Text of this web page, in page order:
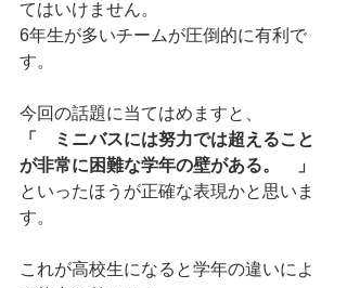
てはいけません。
6年生が多いチームが圧倒的に有利で
す。
今回の話題に当てはめますと、
「　ミニバスには努力では超えること
が非常に困難な学年の壁がある。　」
といったほうが正確な表現かと思いま
す。
これが高校生になると学年の違いによ